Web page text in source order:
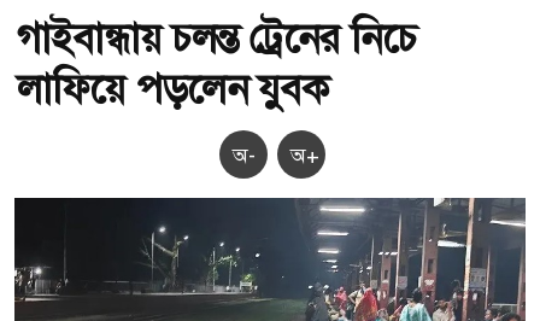
গাইবান্ধায় চলন্ত ট্রেনের নিচে
লাফিয়ে পড়লেন যুবক
অ- অ+